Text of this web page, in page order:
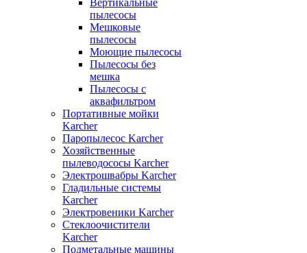
Вертикальные
пылесосы
Мешковые
пылесосы
Моющие пылесосы
Пылесосы без
мешка
Пылесосы с
аквафильтром
Портативные мойки
Karcher
Паропылесос Karcher
Хозяйственные
пылеводососы Karcher
Электрошвабры Karcher
Гладильные системы
Karcher
Электровеники Karcher
Стеклоочистители
Karcher
Подметальные машины